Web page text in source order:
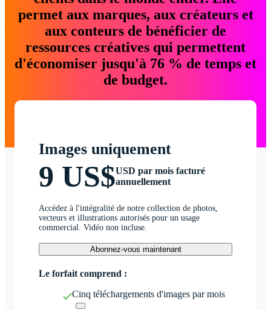
permet aux marques, aux créateurs et
aux conteurs de bénéficier de
ressources créatives qui permettent
d'économiser jusqu'à 76 % de temps et
de budget.
Images uniquement
9 US$USD par mois facturé
annuellement
Accédez à l'intégralité de notre collection de photos,
vecteurs et illustrations autorisés pour un usage
commercial. Vidéo non incluse.
Abonnez-vous maintenant
Le forfait comprend :
Cinq téléchargements d'images par mois